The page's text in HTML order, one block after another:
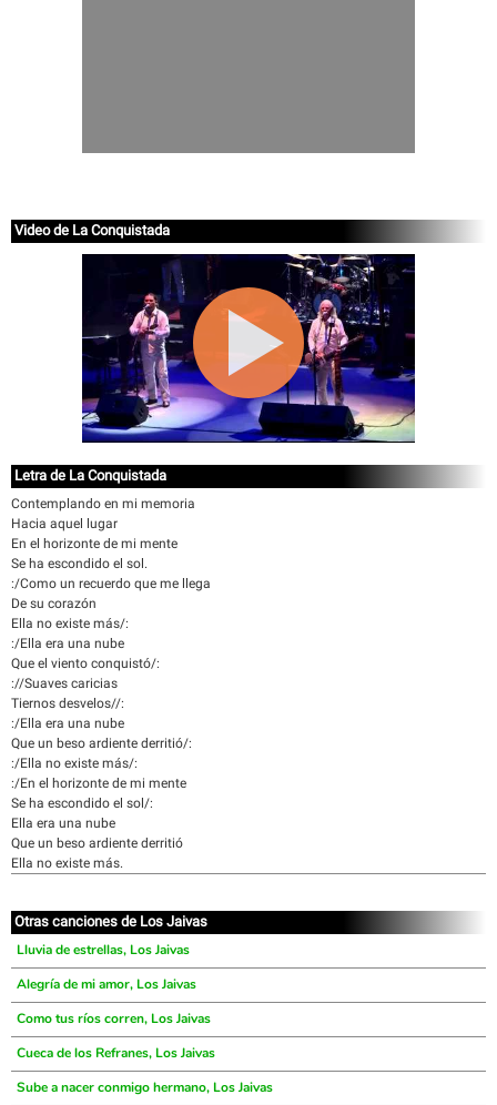
Video de La Conquistada
Letra de La Conquistada
Contemplando en mi memoria
Hacia aquel lugar
En el horizonte de mi mente
Se ha escondido el sol.
:/Como un recuerdo que me llega
De su corazón
Ella no existe más/:
:/Ella era una nube
Que el viento conquistó/:
://Suaves caricias
Tiernos desvelos//:
:/Ella era una nube
Que un beso ardiente derritió/:
:/Ella no existe más/:
:/En el horizonte de mi mente
Se ha escondido el sol/:
Ella era una nube
Que un beso ardiente derritió
Ella no existe más.
Otras canciones de Los Jaivas
Lluvia de estrellas, Los Jaivas
Alegría de mi amor, Los Jaivas
Como tus ríos corren, Los Jaivas
Cueca de los Refranes, Los Jaivas
Sube a nacer conmigo hermano, Los Jaivas